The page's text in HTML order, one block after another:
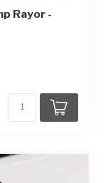
Rayor -